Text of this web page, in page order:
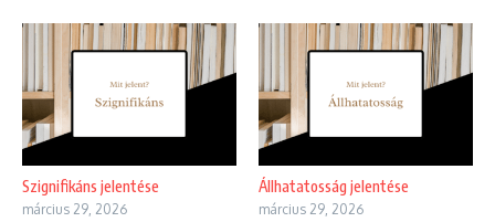
Szignifikáns jelentése
március 29, 2026
Állhatatosság jelentése
március 29, 2026